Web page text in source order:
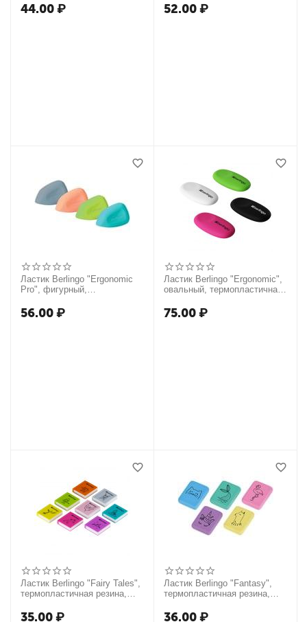
45*21*11мм
44.00₽ 52.00₽
Ластик Berlingo "Ergonomic
Pro", фигурный,
50*32*15мм
56.00₽
Ластик Berlingo "Ergonomic",
овальный, термопластичная
75.00₽
Ластик Berlingo "Fairy Tales",
термопластичная резина,
35.00₽
Ластик Berlingo "Fantasy",
термопластичная резина,
36.00₽